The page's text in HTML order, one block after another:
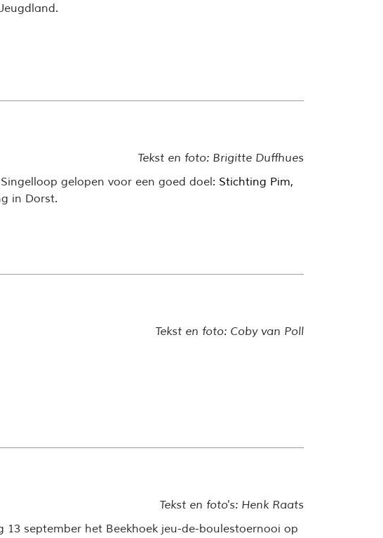
Tekst en foto: Brigitte Duffhues
gelopen voor een goed doel: Stichting Pim,
in Dorst.
Tekst en foto: Coby van Poll
Tekst en foto's: Henk Raats
september het Beekhoek jeu-de-boulestoernooi op